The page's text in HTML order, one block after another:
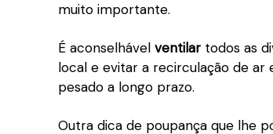
muito importante.
É aconselhável ventilar todos as
local e evitar a recirculação de ar
pesado a longo prazo.
Outra dica de poupança que lhe